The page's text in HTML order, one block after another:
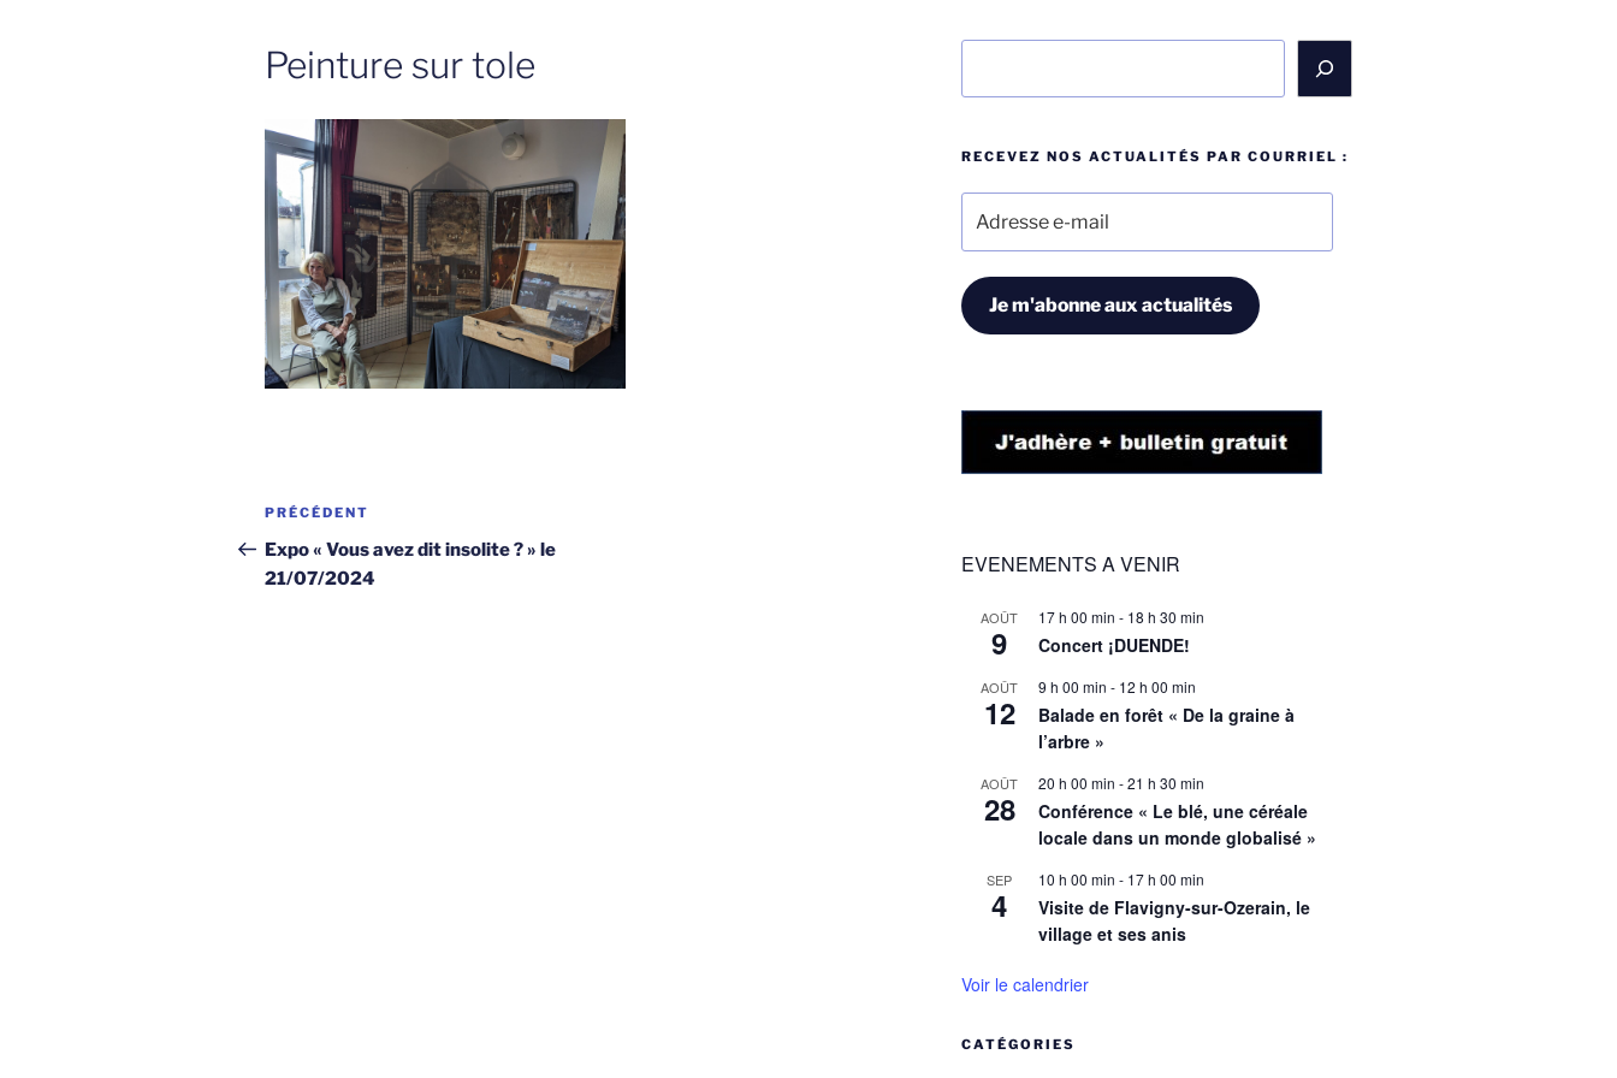
Peinture sur tole
Navigation
de
l’article
Article
précédent
PRÉCÉDENT
Expo « Vous avez dit insolite ? » le
21/07/2024
RECEVEZ NOS ACTUALITÉS PAR COURRIEL :
mail
Je m'abonne aux actualités
EVENEMENTS A VENIR
AOÛT
9
17 h 00 min - 18 h 30 min
Concert ¡DUENDE!
AOÛT
12
9 h 00 min - 12 h 00 min
Balade en forêt « De la graine à
l’arbre »
AOÛT
28
20 h 00 min -21 h 30 min
Conférence « Le blé, une céréale
locale dans un monde globalisé »
SEP
4
10 h 00 min - 17 h 00 min
Visite de Flavigny-sur-Ozerain, le
village et ses anis
Voir le calendrier
CATÉGORIES